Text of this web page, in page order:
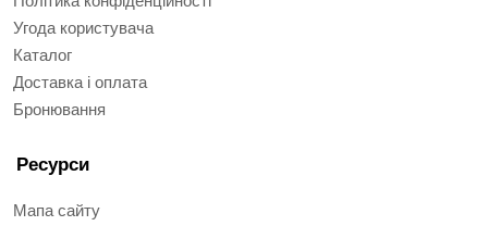
Угода користувача
Каталог
Доставка і оплата
Бронювання
Ресурси
Мапа сайту